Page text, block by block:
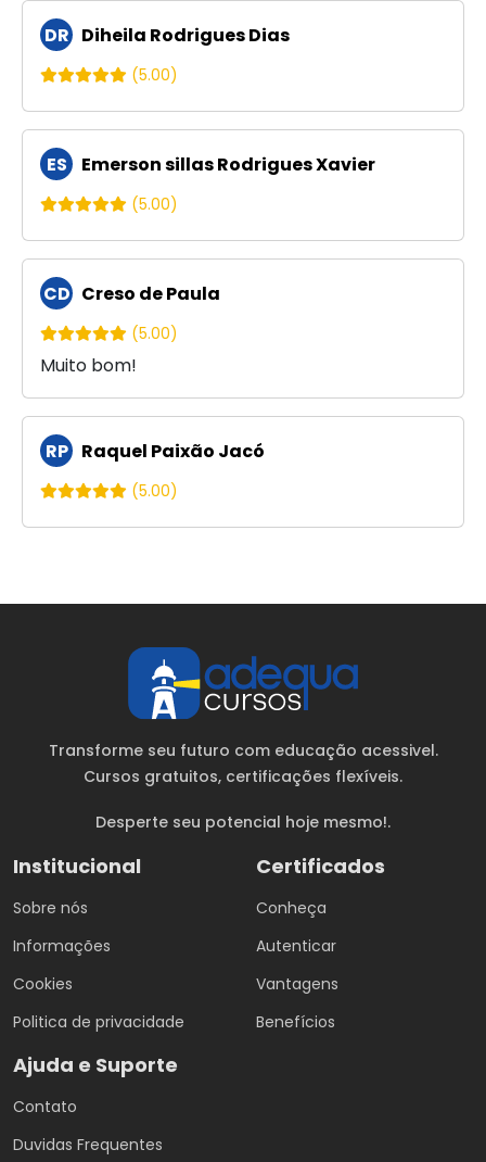
DR Diheila Rodrigues Dias
(5.00)
ES Emerson sillas Rodrigues Xavier
(5.00)
CD Creso de Paula
(5.00)
Muito bom!
RP Raquel Paixão Jacó
(5.00)
Transforme seu futuro com educação acessivel.
Cursos gratuitos, certificações flexíveis.
Desperte seu potencial hoje mesmo!.
Institucional
Sobre nós
Informações
Cookies
Politica de privacidade
Certificados
Conheça
Autenticar
Vantagens
Benefícios
Ajuda e Suporte
Contato
Duvidas Frequentes